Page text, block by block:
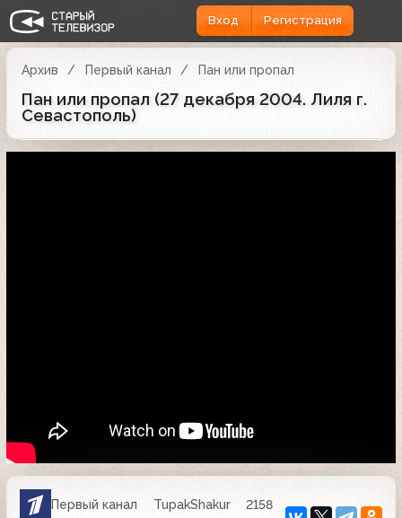
Вход Регистрация
Архив Первый канал Пан или пропал
Пан или пропал (27 декабря 2004. Лиля г.
Севастополь)
Первый канал TupakShakur
2158